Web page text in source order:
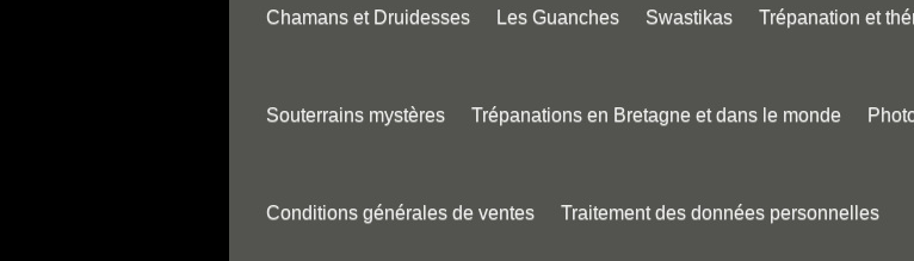
Chamans et Druidesses Les Guanches Swastikas Trépanation et
Souterrains mystères Trépanations en Bretagne et dans le monde
Conditions générales de ventes Traitement des données personnelles